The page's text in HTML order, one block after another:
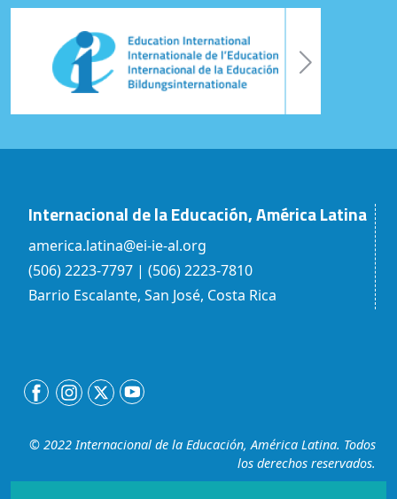
Internacional de la Educación, América Latina
america.latina@ei-ie-al.org
(506) 2223-7797 | (506) 2223-7810
Barrio Escalante, San José, Costa Rica
© 2022 Internacional de la Educación, América Latina. Todos
los derechos reservados.